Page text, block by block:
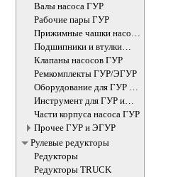
Валы насоса ГУР
Рабочие пары ГУР
Прижимные чашки насоса
ГУР
Подшипники и втулки
рулевого редуктора
Клапаны насосов ГУР
Ремкомплекты ГУР/ЭГУР
Оборудование для ГУР и
ЭУР
Инструмент для ГУР и
ЭУР
Части корпуса насоса ГУР
Прочее ГУР и ЭГУР
Рулевые редукторы
Редукторы
Редукторы TRUCK